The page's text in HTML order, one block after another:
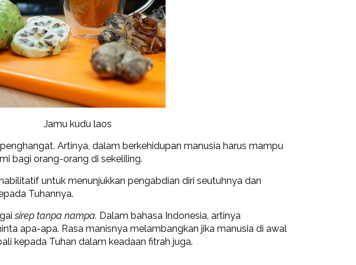
Jamu kudu laos
Artinya, dalam berkehidupan manusia harus mampu
bagi orang-orang di sekeliling.
untuk menunjukkan pengabdian diri seutuhnya dan
Tuhannya.
sirep tanpa nampa. Dalam bahasa Indonesia, artinya
apa-apa. Rasa manisnya melambangkan jika manusia di awal
kepada Tuhan dalam keadaan fitrah juga.